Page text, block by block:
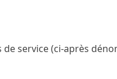
service (ci-après